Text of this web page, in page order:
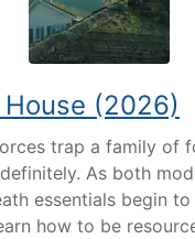
(2026)
trap a family of
As both
essentials begin
how to be